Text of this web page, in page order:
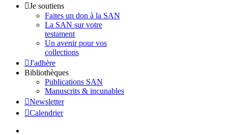
Je soutiens
Faites un don à la SAN
La SAN sur votre
testament
Un avenir pour vos
collections
J'adhère
Bibliothèques
Publications SAN
Manuscrits & incunables
Newsletter
Calendrier